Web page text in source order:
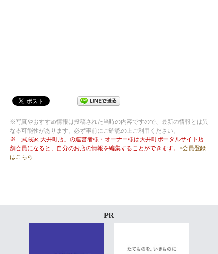
※写真やおすすめ情報は投稿された当時の内容ですので、最新の情報とは異
なる可能性があります。必ず事前にご確認の上ご利用ください。
※「武蔵家 大井町店」の運営者様・オーナー様は大井町ポータルサイト店
舗会員になると、自分のお店の情報を編集することができます。 >会員登録
はこちら
PR